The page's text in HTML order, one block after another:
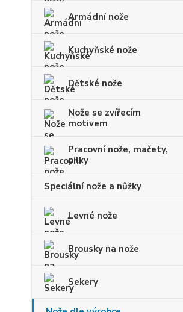
Armádní nože
Kuchyňské nože
Dětské nože
Nože se zvířecím
motivem
Pracovní nože, mačety,
pilky
Speciální nože a nůžky
Levné nože
Brousky na nože
Sekery